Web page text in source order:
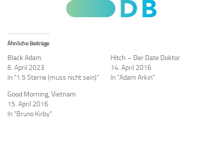
Ähnliche Beiträge
Black Adam
6. April 2023
In "1.5 Sterne (muss nicht sein)"
Hitch – Der Date Doktor
14. April 2016
In "Adam Arkin"
Good Morning, Vietnam
15. April 2016
In "Bruno Kirby"